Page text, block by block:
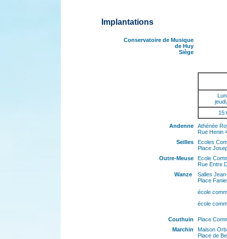
Implantations
Conservatoire de Musique
de Huy
Siège
Andenne
Athénée
Rue Henin
Seilles
Ecoles
Place
Outre-Meuse
Ecole
Rue Entre
Wanze
Salles
Place
école
école
Couthuin
Place
Marchin
Maison
Place de